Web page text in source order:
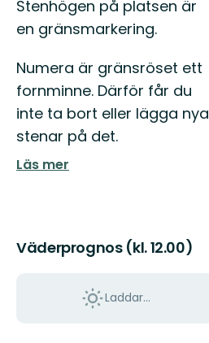
Stenhögen på platsen är
en gränsmarkering.
Numera är gränsröset ett
fornminne. Därför får du
inte ta bort eller lägga nya
stenar på det.
Läs mer
Väderprognos (kl. 12.00)
Laddar...